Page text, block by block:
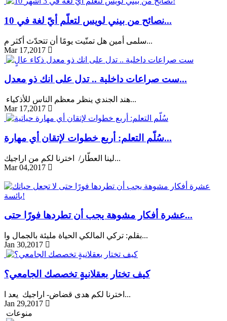
10 نصائح من بيني لويس لتعلّم أيّ لغة في...
سلمى أمين هل تمنّيت يومًا أن تتحدّث أكثر م...
Mar 17,2017
ست صراعات داخلية .. تدل على انك ذو معدل...
هند الجندي ينظر معظم الناس للأذكياء...
Mar 17,2017
سُلّم التعلم: أربع خطوات لإتقان أي مهارة...
لينا العطّار/ اخترنا لكم من اراجيك...
Mar 04,2017
عشرة أفكار مشوهة يجب أن تطردها فورًا حتى...
بقلم: تركي المالكي الحياة مليئة بالجمال وا...
Jan 30,2017
كيف تختار بعقلانيةٍ تخصصك الجامعي؟
اخترنا لكم هدى قضاض- اراجيك يعد ا...
Jan 29,2017
منوعات